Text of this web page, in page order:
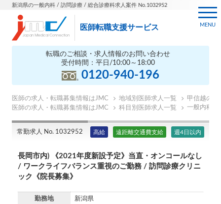
新潟県の一般内科 / 訪問診療 / 総合診療科求人案件 No.1032952
医師転職支援サービス
転職のご相談・求人情報のお問い合わせ
受付時間：平日/10:00～18:00
0120-940-196
MENU
医師の求人・転職募集情報はJMC 地域別医師求人一覧
甲信越の医
医師の求人・転職募集情報はJMC
科目別医師求人一覧 一般内科の
常勤求人 No. 1032952 高給 遠距離交通費支給 週4日以内
長岡市内) 《2021年度新設予定》当直・オンコールなし
/ ワークライフバランス重視のご勤務 / 訪問診療クリニ
ック《院長募集》
勤務地 新潟県